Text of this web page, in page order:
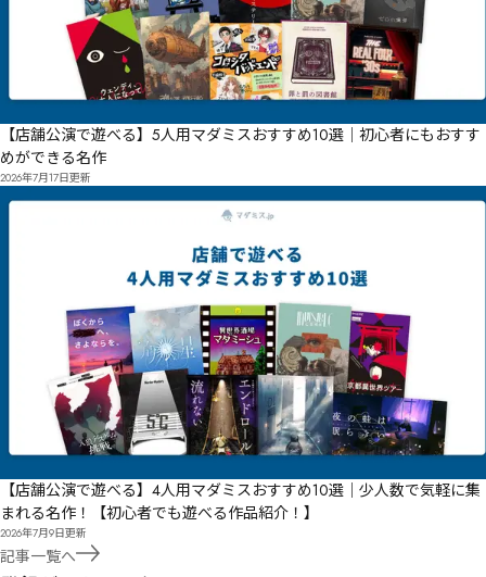
【店舗公演で遊べる】5人用マダミスおすすめ10選｜初心者にもおすす
めができる名作
2026年7月17日更新
【店舗公演で遊べる】4人用マダミスおすすめ10選｜少人数で気軽に集
まれる名作！【初心者でも遊べる作品紹介！】
2026年7月9日更新
記事一覧へ